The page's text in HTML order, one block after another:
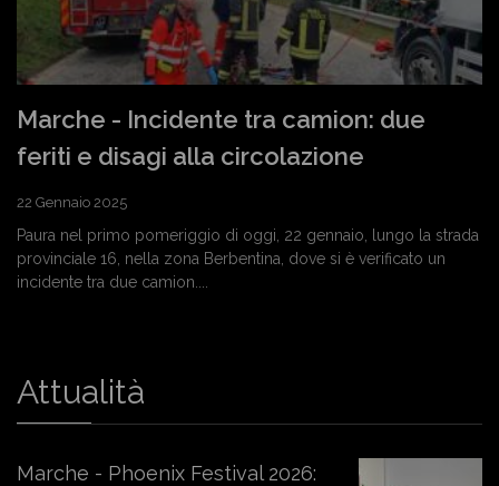
Marche - Incidente tra camion: due
feriti e disagi alla circolazione
22 Gennaio 2025
Paura nel primo pomeriggio di oggi, 22 gennaio, lungo la strada
provinciale 16, nella zona Berbentina, dove si è verificato un
incidente tra due camion....
Attualità
Marche - Phoenix Festival 2026: